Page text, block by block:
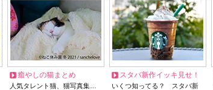
癒やしの猫まとめ
人気タレント猫、猫写真集…
スタバ新作イッキ見せ！
いくつ知ってる？ スタバ新